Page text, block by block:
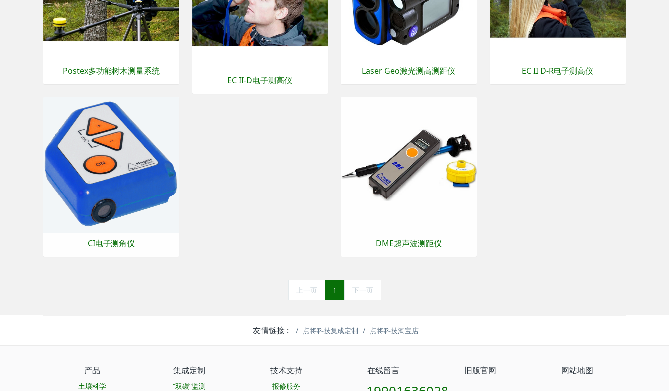
Postex多功能树木测量系统 Laser Geo激光测高测距仪
EC II D-R电子测高仪
EC II-D电子测高仪
CI电子测角仪 DME超声波测距仪
上一页 1 下一页
友情链接 : 点将科技集成定制 点将科技淘宝店
产品
土壤科学
集成定制
“双碳”监测
技术支持
报修服务
在线留言 旧版官网 网站地图